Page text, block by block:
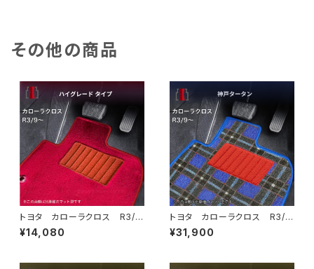
その他の商品
トヨタ カローラクロス R3/
9〜 10系 フロアマット一
式 カーマット ハイグレードタ
¥14,080
トヨタ カローラクロス R3/
9〜 10系 フロアマット一
式 カーマット 神戸タータ
¥31,900